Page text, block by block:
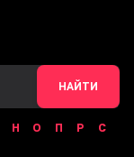
НАЙТИ
Н О П Р
С